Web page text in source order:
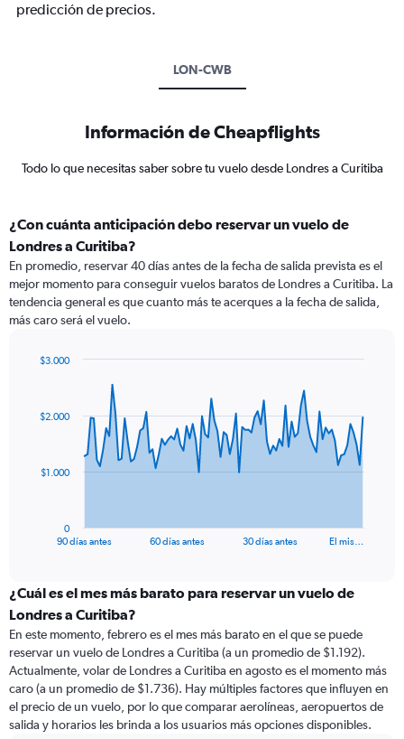
predicción de precios.
LON-CWB
Información de Cheapflights
Todo lo que necesitas saber sobre tu vuelo desde Londres a Curitiba
¿Con cuánta anticipación debo reservar un vuelo de
Londres a Curitiba?
En promedio, reservar 40 días antes de la fecha de salida prevista es el
mejor momento para conseguir vuelos baratos de Londres a Curitiba. La
tendencia general es que cuanto más te acerques a la fecha de salida,
más caro será el vuelo.
data
The
categories.
Range:
categories.
The
chart
has
1
Y
90 días antes 60 días antes 30 días antes El mis…
0
$1.000
$2.000
$3.000
¿Cuál es el mes más barato para reservar un vuelo de
Londres a Curitiba?
En este momento, febrero es el mes más barato en el que se puede
reservar un vuelo de Londres a Curitiba (a un promedio de $1.192).
Actualmente, volar de Londres a Curitiba en agosto es el momento más
caro (a un promedio de $1.736). Hay múltiples factores que influyen en
el precio de un vuelo, por lo que comparar aerolíneas, aeropuertos de
salida y horarios les brinda a los usuarios más opciones disponibles.